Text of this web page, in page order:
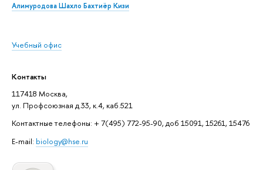
Алимуродова Шахло Бахтиёр Кизи
Учебный офис
Контакты
117418 Москва,
ул. Профсоюзная д.33, к.4, каб.521
Контактные телефоны: + 7(495) 772-95-90, доб 15091, 15261, 15476
E-mail: biology@hse.ru